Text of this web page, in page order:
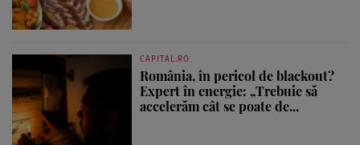
CAPITAL.RO
România, în pericol de blackout?
Expert în energie: „Trebuie să
accelerăm cât se poate de...